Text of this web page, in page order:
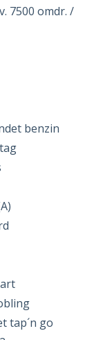
7500 omdr. /
benzin
tap´n go